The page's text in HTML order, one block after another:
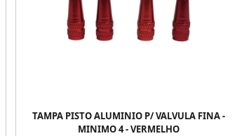
TAMPA PISTO ALUMINIO P/ VALVULA FINA -
MINIMO 4 - VERMELHO